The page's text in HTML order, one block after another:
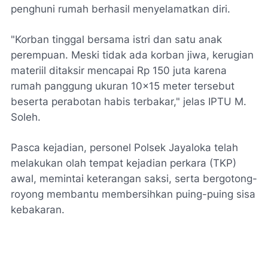
penghuni rumah berhasil menyelamatkan diri.
​"Korban tinggal bersama istri dan satu anak
perempuan. Meski tidak ada korban jiwa, kerugian
materiil ditaksir mencapai Rp 150 juta karena
rumah panggung ukuran 10x15 meter tersebut
beserta perabotan habis terbakar," jelas IPTU M.
Soleh.
​Pasca kejadian, personel Polsek Jayaloka telah
melakukan olah tempat kejadian perkara (TKP)
awal, memintai keterangan saksi, serta bergotong-
royong membantu membersihkan puing-puing sisa
kebakaran.